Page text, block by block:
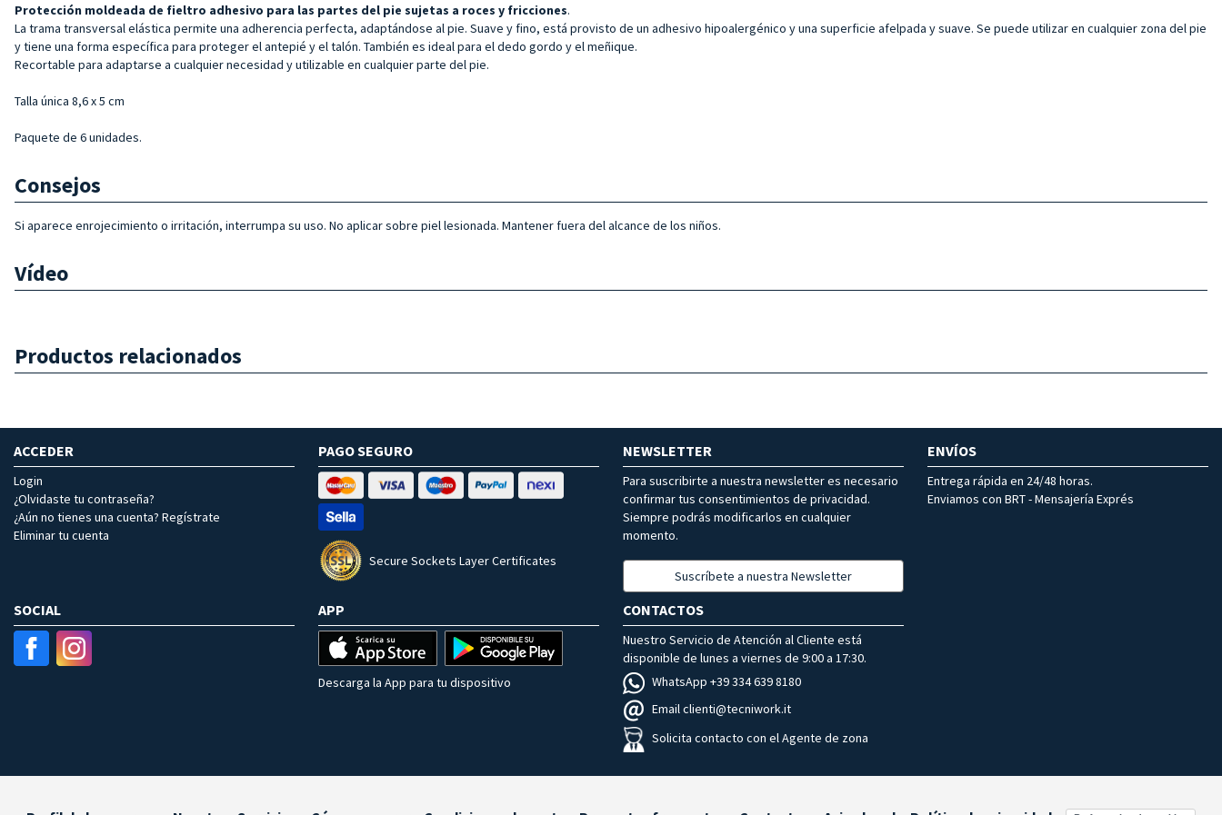
Protección moldeada de fieltro adhesivo para las partes del pie sujetas a roces y fricciones.
La trama transversal elástica permite una adherencia perfecta, adaptándose al pie. Suave y fino, está provisto de un adhesivo hipoalergénico y una superficie afelpada y suave. Se puede utilizar en cualquier zona del pie
y tiene una forma específica para proteger el antepié y el talón. También es ideal para el dedo gordo y el meñique.
Recortable para adaptarse a cualquier necesidad y utilizable en cualquier parte del pie.
Talla única 8,6 x 5 cm
Paquete de 6 unidades.
Consejos
Si aparece enrojecimiento o irritación, interrumpa su uso. No aplicar sobre piel lesionada. Mantener fuera del alcance de los niños.
Vídeo
Productos relacionados
ACCEDER
Login
¿Olvidaste tu contraseña?
¿Aún no tienes una cuenta? Regístrate
Eliminar tu cuenta
PAGO SEGURO
Secure Sockets Layer Certificates
NEWSLETTER
Para suscribirte a nuestra newsletter es necesario
confirmar tus consentimientos de privacidad.
Siempre podrás modificarlos en cualquier
momento.
Suscríbete a nuestra Newsletter
ENVÍOS
Entrega rápida en 24/48 horas.
Enviamos con BRT - Mensajería Exprés
SOCIAL APP
Descarga la App para tu dispositivo
CONTACTOS
Nuestro Servicio de Atención al Cliente está
disponible de lunes a viernes de 9:00 a 17:30.
WhatsApp +39 334 639 8180
Email clienti@tecniwork.it
Solicita contacto con el Agente de zona